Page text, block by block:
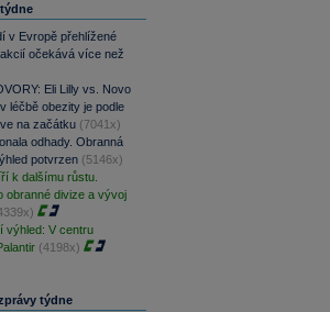
v Evropě přehlížené
očekává více než
Eli Lilly vs. Novo
léčbě obezity je podle
na začátku (7041x)
odhady. Obranná
potvrzen (5146x)
k dalšímu růstu.
obranné divize a vývoj
výhled: V centru
(4198x)
týdne